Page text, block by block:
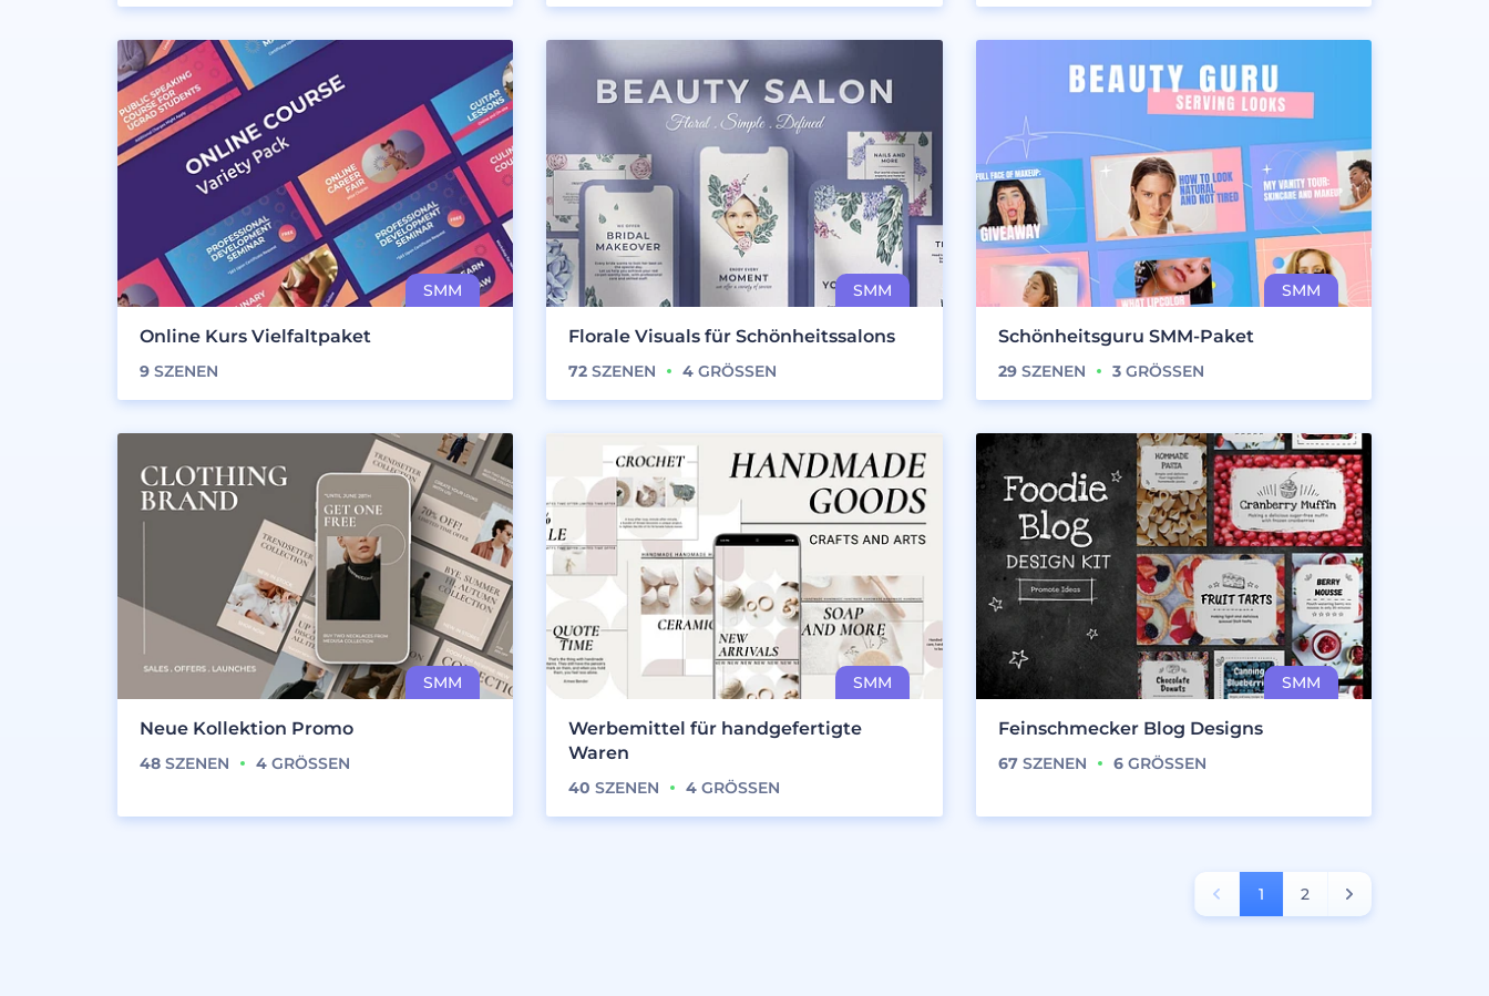
Online Kurs Vielfaltpaket
9 SZENEN
Florale Visuals für Schönheitssalons
72 SZENEN 4 GRÖSSEN
Schönheitsguru SMM-Paket
29SZENEN 3GRÖSSEN
Neue Kollektion Promo
48 SZENEN 4 GRÖSSEN
Werbemittel für handgefertigte
Waren
40 SZENEN 4 GRÖSSEN
Feinschmecker Blog Designs
67SZENEN 6GRÖSSEN
1 2